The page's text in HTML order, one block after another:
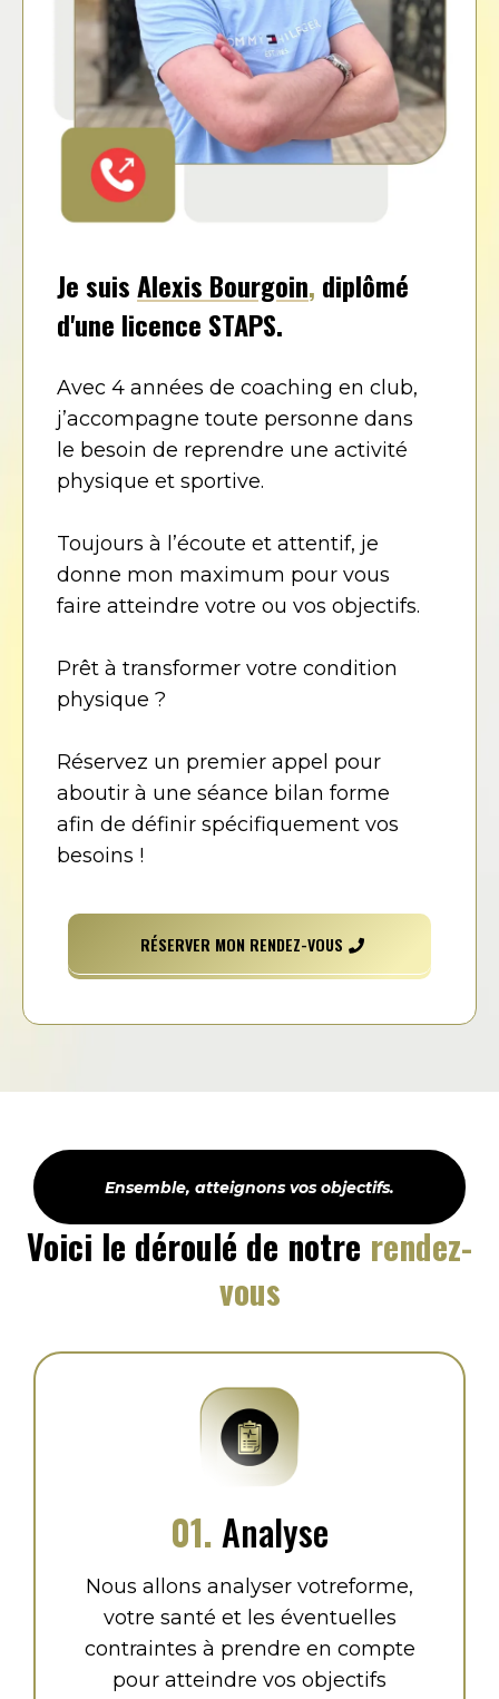
Je suisAlexis Bourgoin, diplômé
d'une licence STAPS.
Avec 4 années de coaching en club,
j’accompagne toute personne dans
le besoin de reprendre une activité
physique et sportive.
Toujours à l’écoute et attentif, je
donne mon maximum pour vous
faire atteindre votre ou vos objectifs. ​
Prêt à transformer votre condition
physique ?
Réservez un premier appel pour
aboutir à une séance bilan forme
afin de définir spécifiquement vos
besoins !
RÉSERVER MON RENDEZ-VOUS
Ensemble, atteignons vos objectifs.
Voici le déroulé de notre rendez-
vous
01. Analyse
Nous allons analyser votreforme,
votre santé et les éventuelles
contraintes à prendre en compte
pour atteindre vos objectifs